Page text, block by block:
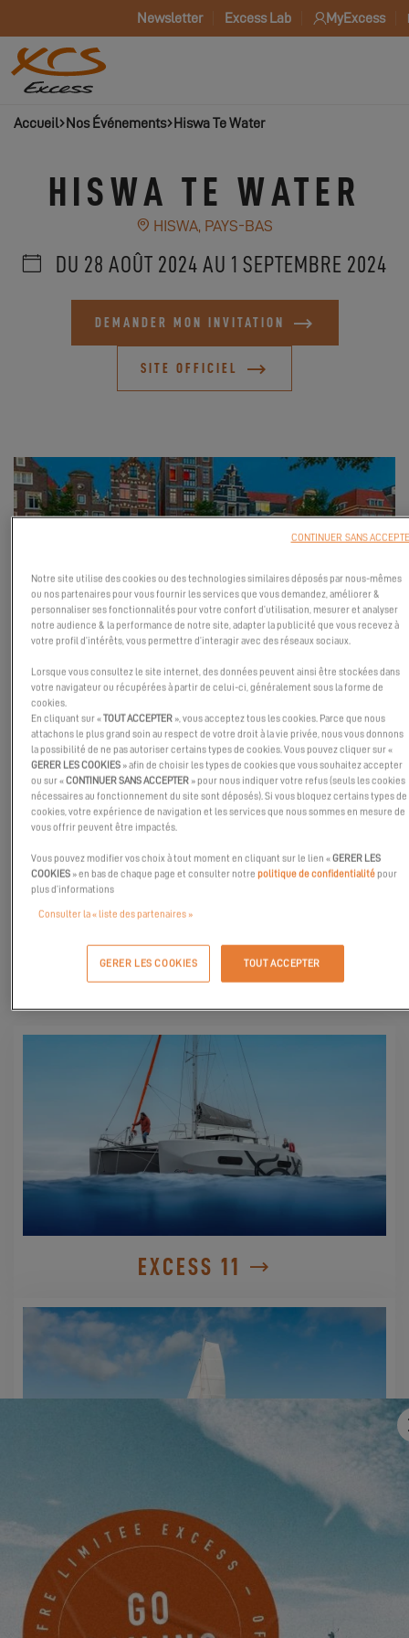
Newsletter Excess Lab MyExcess
Accueil Nos Événements Hiswa Te Water
HISWA TE WATER
HISWA, PAYS-BAS
DU 28 AOÛT 2024 AU 1 SEPTEMBRE 2024
DEMANDER MON INVITATION
SITE OFFICIEL
Vous aurez l’occasion de monter à bord de nos produits phares :
Immergez-vous dans l’univers de la Tribe et découvrez une
nouvelle façon de naviguer.
Nous avons hâte de vous rencontrer !
DEMANDER MON INVITATION
DÉCOUVREZ-LES
EXCESS 11
EXCESS 14
Notre site utilise des cookies ou des technologies similaires déposés par nous-mêmes
ou nos partenaires pour vous fournir les services que vous demandez, améliorer &
personnaliser ses fonctionnalités pour votre confort d’utilisation, mesurer et analyser
notre audience & la performance de notre site, adapter la publicité que vous recevez à
votre profil d’intérêts, vous permettre d’interagir avec des réseaux sociaux.
Lorsque vous consultez le site internet, des données peuvent ainsi être stockées dans
votre navigateur ou récupérées à partir de celui-ci, généralement sous la forme de
cookies.
En cliquant sur «TOUT ACCEPTER », vous acceptez tous les cookies. Parce que nous
attachons le plus grand soin au respect de votre droit à la vie privée, nous vous donnons
la possibilité de ne pas autoriser certains types de cookies. Vous pouvez cliquer sur «
GERER LES COOKIES » afin de choisir les types de cookies que vous souhaitez accepter
ou sur «CONTINUER SANS ACCEPTER » pour nous indiquer votre refus (seuls les cookies
nécessaires au fonctionnement du site sont déposés). Si vous bloquez certains types de
cookies, votre expérience de navigation et les services que nous sommes en mesure de
vous offrir peuvent être impactés.
Vous pouvez modifier vos choix à tout moment en cliquant sur le lien «GERER LES
COOKIES » en bas de chaque page et consulter notrepolitique de confidentialitépour
plus d’informations
Consulter la « liste des partenaires »
GERER LES COOKIES TOUT ACCEPTER
CONTINUER SANS